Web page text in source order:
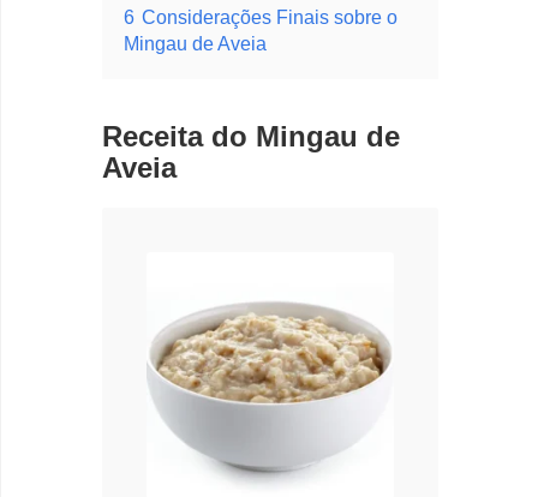
6 Considerações Finais sobre o
Mingau de Aveia
Receita do Mingau de
Aveia